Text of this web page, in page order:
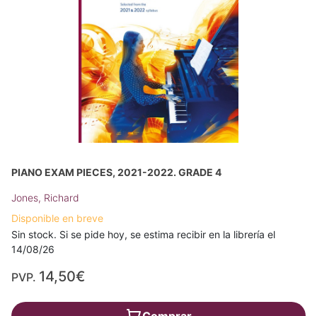
PIANO EXAM PIECES, 2021-2022. GRADE 4
Jones, Richard
Disponible en breve
Sin stock. Si se pide hoy, se estima recibir en la librería el
14/08/26
PVP. 14,50€